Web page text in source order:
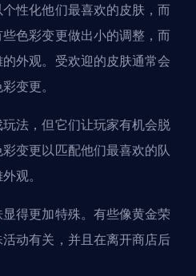
性化他们最喜欢的皮肤，而
色彩变更做出小的调整，而
外观。受欢迎的皮肤通常会
变更。
法，但它们让玩家有机会脱
变更以匹配他们最喜欢的队
观。
得更加特殊。有些像黄金荣
动有关，并且在离开商店后